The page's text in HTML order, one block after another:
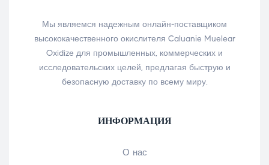
Мы являемся надежным онлайн-поставщиком
высококачественного окислителя Caluanie Muelear
Oxidize для промышленных, коммерческих и
исследовательских целей, предлагая быструю и
безопасную доставку по всему миру.
ИНФОРМАЦИЯ
О нас